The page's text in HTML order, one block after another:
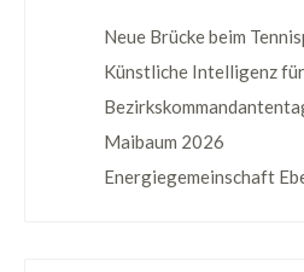
Neue Brücke beim
Künstliche Intelligenz
Maibaum 2026
Energiegemeinschaft